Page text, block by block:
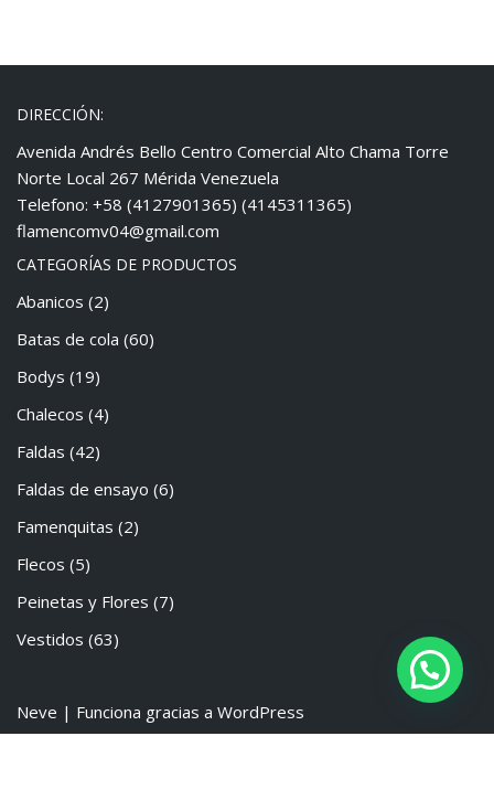
DIRECCIÓN:
Avenida Andrés Bello Centro Comercial Alto Chama Torre
Norte Local 267 Mérida Venezuela
Telefono: +58 (4127901365) (4145311365)
flamencomv04@gmail.com
CATEGORÍAS DE PRODUCTOS
Abanicos (2)
Batas de cola (60)
Bodys (19)
Chalecos (4)
Faldas (42)
Faldas de ensayo (6)
Famenquitas (2)
Flecos (5)
Peinetas y Flores (7)
Vestidos (63)
Neve | Funciona gracias a WordPress